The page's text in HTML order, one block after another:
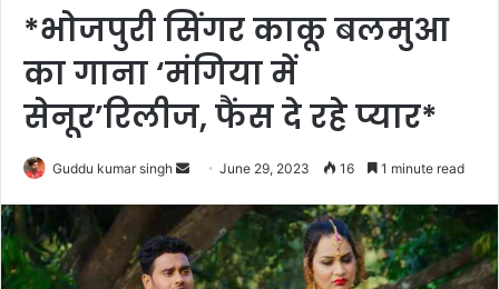
*भोजपुरी सिंगर काकू बलमुआ
का गाना ‘मंगिया में
सेनूर’रिलीज, फैंस दे रहे प्यार*
Guddu kumar singh
Send
email
June 29, 2023 16 1 minute read